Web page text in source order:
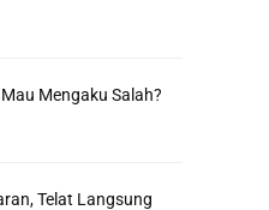
Mengaku Salah?
Telat Langsung